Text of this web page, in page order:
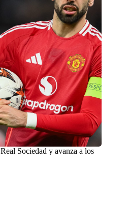
Sociedad y avanza a los